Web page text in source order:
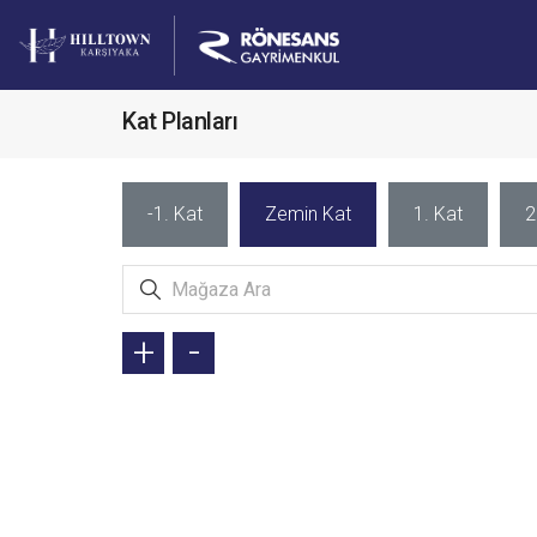
Kat Planları
-1. Kat Zemin Kat 1. Kat
+ -